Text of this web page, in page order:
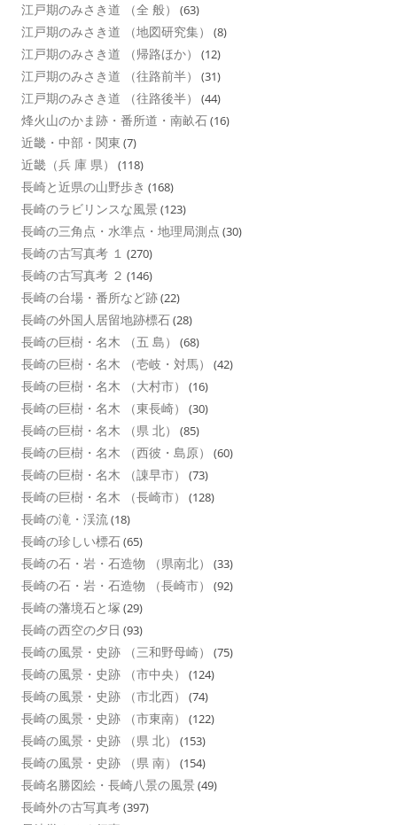
江戸期のみさき道 （全 般） (63)
江戸期のみさき道 （地図研究集） (8)
江戸期のみさき道 （帰路ほか） (12)
江戸期のみさき道 （往路前半） (31)
江戸期のみさき道 （往路後半） (44)
烽火山のかま跡・番所道・南畝石(16)
近畿・中部・関東 (7)
近畿（兵 庫 県） (118)
長崎と近県の山野歩き (168)
長崎のラビリンスな風景 (123)
長崎の三角点・水準点・地理局測点 (30)
長崎の古写真考 １ (270)
長崎の古写真考 ２ (146)
長崎の台場・番所など跡(22)
長崎の外国人居留地跡標石(28)
長崎の巨樹・名木 （五 島） (68)
長崎の巨樹・名木 （壱岐・対馬） (42)
長崎の巨樹・名木 （大村市） (16)
長崎の巨樹・名木 （東長崎） (30)
長崎の巨樹・名木 （県 北） (85)
長崎の巨樹・名木 （西彼・島原） (60)
長崎の巨樹・名木 （諌早市） (73)
長崎の巨樹・名木 （長崎市） (128)
長崎の滝・渓流(18)
長崎の珍しい標石(65)
長崎の石・岩・石造物 （県南北） (33)
長崎の石・岩・石造物 （長崎市） (92)
長崎の藩境石と塚 (29)
長崎の西空の夕日 (93)
長崎の風景・史跡 （三和野母崎） (75)
長崎の風景・史跡 （市中央） (124)
長崎の風景・史跡 （市北西） (74)
長崎の風景・史跡 （市東南） (122)
長崎の風景・史跡 （県 北） (153)
長崎の風景・史跡 （県 南） (154)
長崎名勝図絵・長崎八景の風景 (49)
長崎外の古写真考(397)